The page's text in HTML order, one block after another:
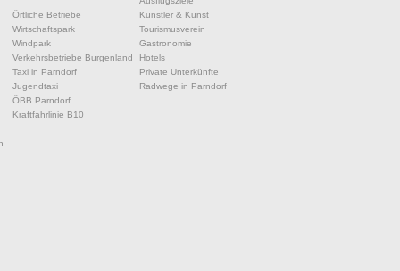
Örtliche Betriebe
Wirtschaftspark
Windpark
Verkehrsbetriebe Burgenland
Taxi in Parndorf
Jugendtaxi
ÖBB Parndorf
Kraftfahrlinie B10
Künstler & Kunst
Tourismusverein
Gastronomie
Hotels
Private Unterkünfte
Radwege in Parndorf